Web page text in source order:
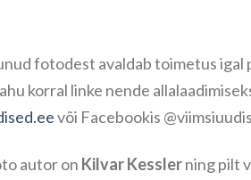
fotodest avaldab toimetus igal
korral linke nende
või Facebookis
autor on Kilvar Kesslerning pilt